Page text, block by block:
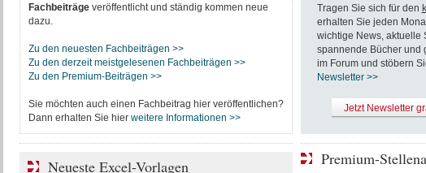
Tragen Sie sich für den
erhalten Sie jeden
wichtige News, aktuelle
spannende Bücher und
im Forum und stöbern
Newsletter >>
Jetzt Newsletter
Premium-
Fachbeiträgeveröffentlicht und ständig kommen neue
dazu.
Zu den neuesten Fachbeiträgen >>
Zu den derzeit meistgelesenen Fachbeiträgen >>
Zu den Premium-Beiträgen >>
Sie möchten auch einen Fachbeitrag hier veröffentlichen?
Dann erhalten Sie hier weitere Informationen >>
Neueste Excel-Vorlagen